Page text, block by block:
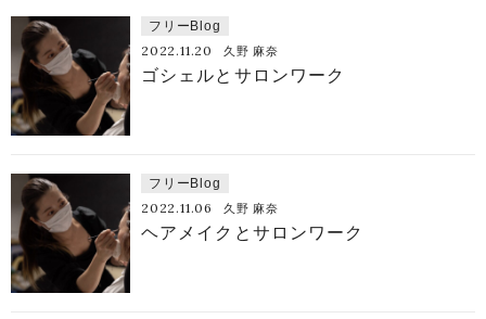
フリーBlog
2022.11.20 久野 麻奈
ゴシェルとサロンワーク
フリーBlog
2022.11.06 久野 麻奈
ヘアメイクとサロンワーク